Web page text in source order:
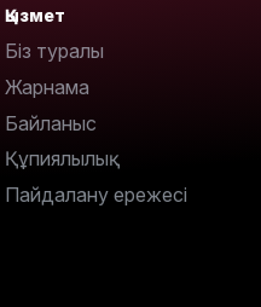
Қызмет
Біз туралы
Жарнама
Байланыс
Құпиялылық
Пайдалану ережесі